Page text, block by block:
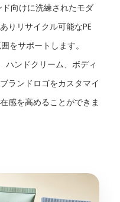
向けに洗練されたモダ
りリサイクル可能なPE
をサポートします。
ハンドクリーム、ボディ
ランドロゴをカスタマイ
感を高めることができま